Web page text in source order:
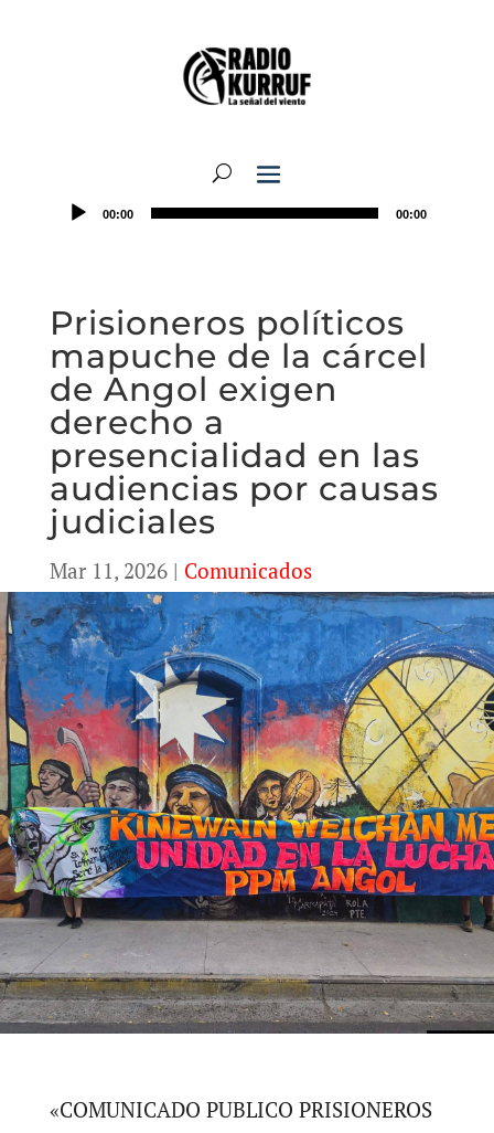
00:00 00:00
Prisioneros políticos
mapuche de la cárcel
de Angol exigen
derecho a
presencialidad en las
audiencias por causas
judiciales
Mar 11, 2026| Comunicados
«COMUNICADO PUBLICO PRISIONEROS